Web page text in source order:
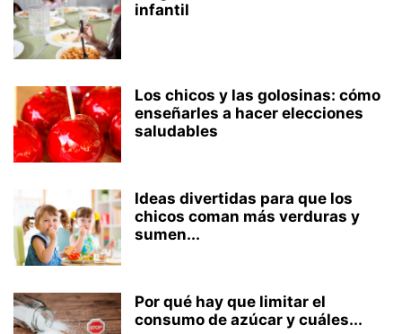
infantil
Los chicos y las golosinas: cómo
enseñarles a hacer elecciones
saludables
Ideas divertidas para que los
chicos coman más verduras y
sumen...
Por qué hay que limitar el
consumo de azúcar y cuáles...